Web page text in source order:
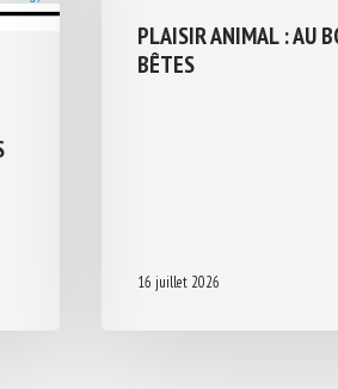
PLAISIR ANIMAL : AU
BÊTES
16 juillet 2026